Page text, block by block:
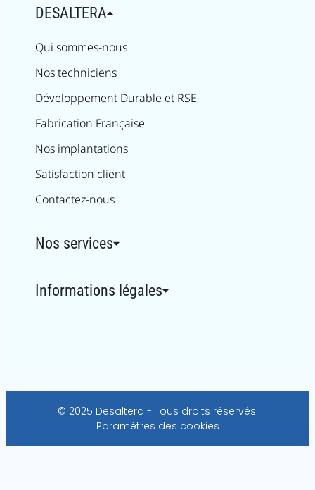
DESALTERA
Qui sommes-nous
Nos techniciens
Développement Durable et RSE
Fabrication Française
Nos implantations
Satisfaction client
Contactez-nous
Nos services
Informations légales
© 2025 Desaltera - Tous droits réservés.
Paramètres des cookies